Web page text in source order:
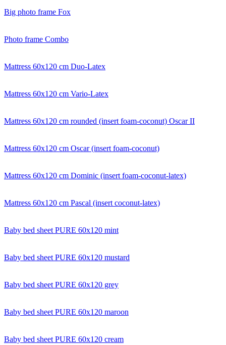
Big photo frame Fox
Photo frame Combo
Mattress 60x120 cm Duo-Latex
Mattress 60x120 cm Vario-Latex
Mattress 60x120 cm rounded (insert foam-coconut) Oscar II
Mattress 60x120 cm Oscar (insert foam-coconut)
Mattress 60x120 cm Dominic (insert foam-coconut-latex)
Mattress 60x120 cm Pascal (insert coconut-latex)
Baby bed sheet PURE 60x120 mint
Baby bed sheet PURE 60x120 mustard
Baby bed sheet PURE 60x120 grey
Baby bed sheet PURE 60x120 maroon
Baby bed sheet PURE 60x120 cream